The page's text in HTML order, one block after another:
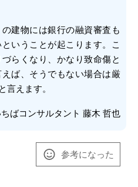
参考になった
建物には銀行の融資審査も
いうことが起こります。こ
らくなり、かなり致命傷と
ば、そうでもない場合は厳
言えます。
ばコンサルタント 藤木 哲也